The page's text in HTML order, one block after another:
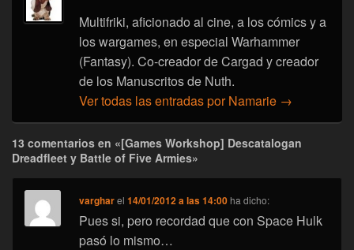
Multifriki, aficionado al cine, a los cómics y a
los wargames, en especial Warhammer
(Fantasy). Co-creador de Cargad y creador
de los Manuscritos de Nuth.
Ver todas las entradas por Namarie →
13 comentarios en «[Games Workshop] Descatalogan
Dreadfleet y Battle of Five Armies»
vargharel14/01/2012 a las 14:00 ha dicho:
Pues si, pero recordad que con Space Hulk
pasó lo mismo…